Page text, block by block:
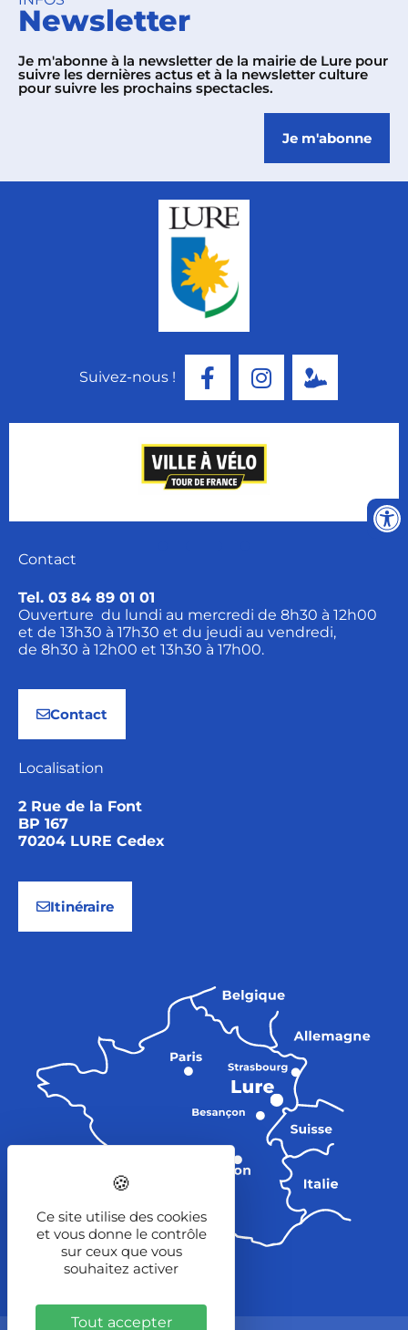
Newsletter
Je m'abonne à la newsletter de la mairie de Lure pour
suivre les dernières actus et à la newsletter culture
pour suivre les prochains spectacles.
Je m'abonne
Suivez-nous !
Contact
Tel. 03 84 89 01 01
Ouverture du lundi au mercredi de 8h30 à 12h00
et de 13h30 à 17h30 et du jeudi au vendredi,
de 8h30 à 12h00 et 13h30 à 17h00.
Contact
Localisation
2 Rue de la Font
BP 167
70204 LURE Cedex
Itinéraire
Ce site utilise des cookies
et vous donne le contrôle
sur ceux que vous
souhaitez activer
Tout accepter